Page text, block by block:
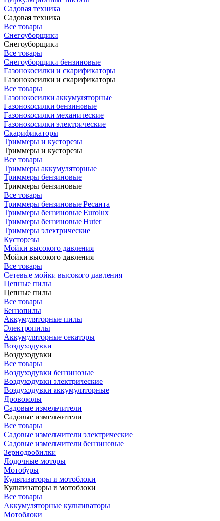
Садовая техника
Садовая техника
Все товары
Снегоуборщики
Снегоуборщики
Все товары
Снегоуборщики бензиновые
Газонокосилки и скарификаторы
Газонокосилки и скарификаторы
Все товары
Газонокосилки аккумуляторные
Газонокосилки бензиновые
Газонокосилки механические
Газонокосилки электрические
Скарификаторы
Триммеры и кусторезы
Триммеры и кусторезы
Все товары
Триммеры аккумуляторные
Триммеры бензиновые
Триммеры бензиновые
Все товары
Триммеры бензиновые Ресанта
Триммеры бензиновые Eurolux
Триммеры бензиновые Huter
Триммеры электрические
Кусторезы
Мойки высокого давления
Мойки высокого давления
Все товары
Сетевые мойки высокого давления
Цепные пилы
Цепные пилы
Все товары
Бензопилы
Аккумуляторные пилы
Электропилы
Аккумуляторные секаторы
Воздуходувки
Воздуходувки
Все товары
Воздуходувки бензиновые
Воздуходувки электрические
Воздуходувки аккумуляторные
Дровоколы
Садовые измельчители
Садовые измельчители
Все товары
Садовые измельчители электрические
Садовые измельчители бензиновые
Зернодробилки
Лодочные моторы
Мотобуры
Культиваторы и мотоблоки
Культиваторы и мотоблоки
Все товары
Аккумуляторные культиваторы
Мотоблоки